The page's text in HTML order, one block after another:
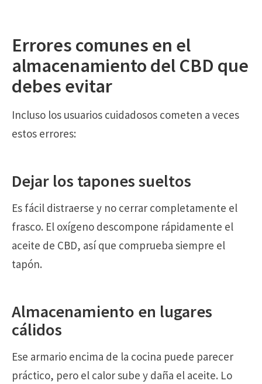
Errores comunes en el
almacenamiento del CBD que
debes evitar
Incluso los usuarios cuidadosos cometen a veces
estos errores:
Dejar los tapones sueltos
Es fácil distraerse y no cerrar completamente el
frasco. El oxígeno descompone rápidamente el
aceite de CBD, así que comprueba siempre el
tapón.
Almacenamiento en lugares
cálidos
Ese armario encima de la cocina puede parecer
práctico, pero el calor sube y daña el aceite. Lo